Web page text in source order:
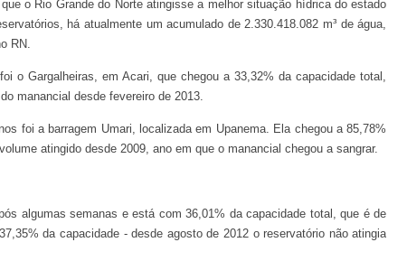
o Rio Grande do Norte atingisse a melhor situação hídrica do estado
há atualmente um acumulado de 2.330.418.082 m³ de água,
RN.
o Gargalheiras, em Acari, que chegou a 33,32% da capacidade total,
manancial desde fevereiro de 2013.
foi a barragem Umari, localizada em Upanema. Ela chegou a 85,78%
atingido desde 2009, ano em que o manancial chegou a sangrar.
algumas semanas e está com 36,01% da capacidade total, que é de
da capacidade - desde agosto de 2012 o reservatório não atingia